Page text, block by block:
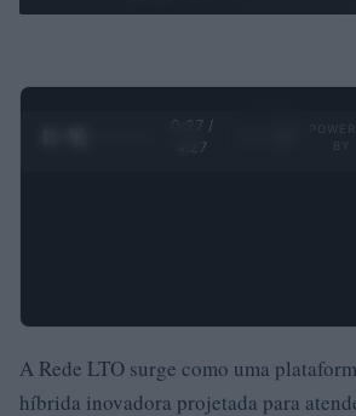
0:28 /
4:27
A Rede LTO surge como uma
híbrida inovadora projetada para